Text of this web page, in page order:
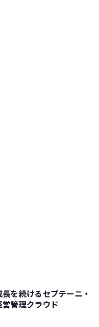
を続けるセプテーニ・
管理クラウド